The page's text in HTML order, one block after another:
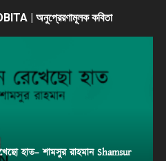
| অনুপ্রেরণামূলক কবিতা
হাত– শামসুর রাহমান Shamsur